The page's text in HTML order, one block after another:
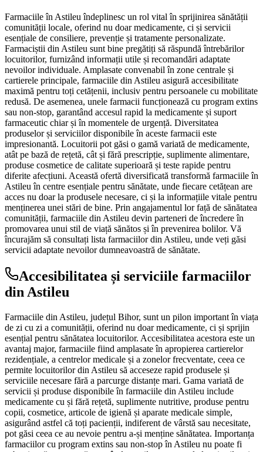
Farmaciile în Astileu îndeplinesc un rol vital în sprijinirea sănătății
comunității locale, oferind nu doar medicamente, ci și servicii
esențiale de consiliere, prevenție și tratamente personalizate.
Farmaciștii din Astileu sunt bine pregătiți să răspundă întrebărilor
locuitorilor, furnizând informații utile și recomandări adaptate
nevoilor individuale. Amplasate convenabil în zone centrale și
cartierele principale, farmaciile din Astileu asigură accesibilitate
maximă pentru toți cetățenii, inclusiv pentru persoanele cu mobilitate
redusă. De asemenea, unele farmacii funcționează cu program extins
sau non-stop, garantând accesul rapid la medicamente și suport
farmaceutic chiar și în momentele de urgență. Diversitatea
produselor și serviciilor disponibile în aceste farmacii este
impresionantă. Locuitorii pot găsi o gamă variată de medicamente,
atât pe bază de rețetă, cât și fără prescripție, suplimente alimentare,
produse cosmetice de calitate superioară și teste rapide pentru
diferite afecțiuni. Această ofertă diversificată transformă farmaciile în
Astileu în centre esențiale pentru sănătate, unde fiecare cetățean are
acces nu doar la produsele necesare, ci și la informațiile vitale pentru
menținerea unei stări de bine. Prin angajamentul lor față de sănătatea
comunității, farmaciile din Astileu devin parteneri de încredere în
promovarea unui stil de viață sănătos și în prevenirea bolilor. Vă
încurajăm să consultați lista farmaciilor din Astileu, unde veți găsi
servicii adaptate nevoilor dumneavoastră de sănătate.
Accesibilitatea și serviciile farmaciilor
din Astileu
Farmaciile din Astileu, județul Bihor, sunt un pilon important în viața
de zi cu zi a comunității, oferind nu doar medicamente, ci și sprijin
esențial pentru sănătatea locuitorilor. Accesibilitatea acestora este un
avantaj major, farmaciile fiind amplasate în apropierea cartierelor
rezidențiale, a centrelor medicale și a zonelor frecventate, ceea ce
permite locuitorilor din Astileu să acceseze rapid produsele și
serviciile necesare fără a parcurge distanțe mari. Gama variată de
servicii și produse disponibile în farmaciile din Astileu include
medicamente cu și fără rețetă, suplimente nutritive, produse pentru
copii, cosmetice, articole de igienă și aparate medicale simple,
asigurând astfel că toți pacienții, indiferent de vârstă sau necesitate,
pot găsi ceea ce au nevoie pentru a-și menține sănătatea. Importanța
farmaciilor cu program extins sau non-stop în Astileu nu poate fi